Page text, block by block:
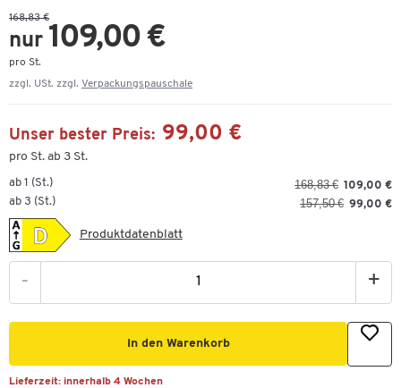
168,83 €
nur 109,00 €
pro St.
zzgl. USt. zzgl. Verpackungspauschale
Unser bester Preis: 99,00 €
pro St. ab 3 St.
ab 1 (St.) 168,83 € 109,00 €
ab 3 (St.)
157,50 € 99,00 €
Produktdatenblatt
- +
In den Warenkorb
Lieferzeit: innerhalb 4 Wochen